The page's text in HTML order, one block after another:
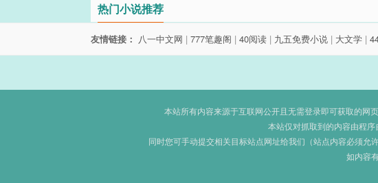
热门小说推荐
友情链接： 八一中文网 | 777笔趣阁 | 40阅读 | 九五免费小说 | 大文学 |
本站所有内容来源于互联网公开且无需登录即可获取的网
本站仅对抓取到的内容由程序
同时您可手动提交相关目标站点网址给我们（站点内容必须允
如内容